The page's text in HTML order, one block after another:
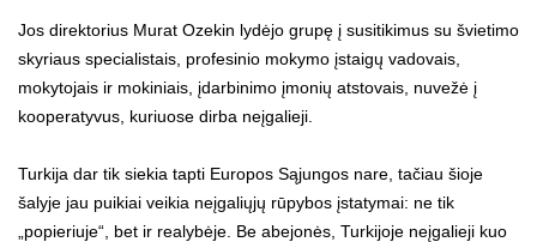
Jos direktorius Murat Ozekin lydėjo grupę į susitikimus su švietimo
skyriaus specialistais, profesinio mokymo įstaigų vadovais,
mokytojais ir mokiniais, įdarbinimo įmonių atstovais, nuvežė į
kooperatyvus, kuriuose dirba neįgalieji.
Turkija dar tik siekia tapti Europos Sąjungos nare, tačiau šioje
šalyje jau puikiai veikia neįgaliųjų rūpybos įstatymai: ne tik
„popieriuje“, bet ir realybėje. Be abejonės, Turkijoje neįgalieji kuo